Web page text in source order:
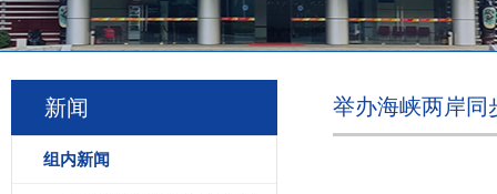
新闻
组内新闻
举办海峡两岸同